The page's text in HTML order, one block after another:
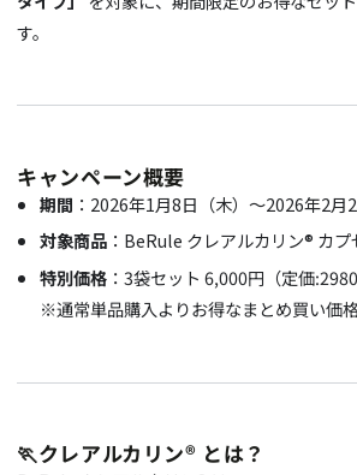
す。
キャンペーン概要
期間 ：2026年1月8日（木）～2026年2月
対象商品 ：BeRule クレアルカリン® カ
特別価格 ：3袋セット 6,000円（定価
※通常単品購入よりお得なまとめ買い価格
🏃クレアルカリン® とは？